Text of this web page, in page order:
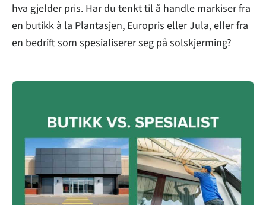
hva gjelder pris. Har du tenkt til å handle markiser fra
en butikk à la Plantasjen, Europris eller Jula, eller fra
en bedrift som spesialiserer seg på solskjerming?